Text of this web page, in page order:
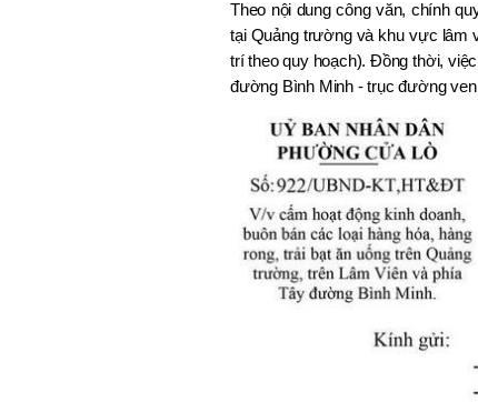
Theo nội dung công văn, chính
tại Quảng trường và khu vực lâm
trí theo quy hoạch). Đồng thời,
đường Bình Minh - trục đường